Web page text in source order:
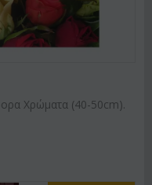
Χρώματα (40-50cm).